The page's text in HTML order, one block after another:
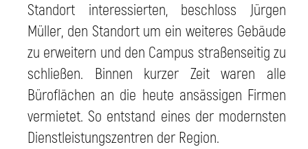
Standort interessierten, beschloss Jürgen
Müller, den Standort um ein weiteres Gebäude
zu erweitern und den Campus straßenseitig zu
schließen. Binnen kurzer Zeit waren alle
Büroflächen an die heute ansässigen Firmen
vermietet. So entstand eines der modernsten
Dienstleistungszentren der Region.